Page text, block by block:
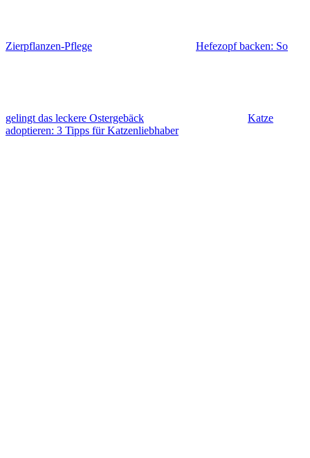
Zierpflanzen-Pflege Hefezopf backen: So
gelingt das leckere Ostergebäck
Katze
adoptieren: 3 Tipps für Katzenliebhaber